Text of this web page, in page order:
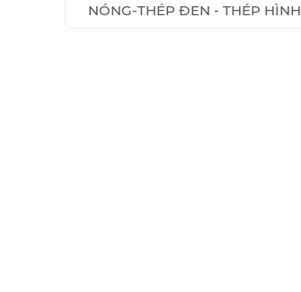
NÓNG-THÉP ĐEN - THÉP HÌNH